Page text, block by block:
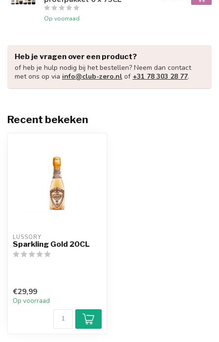
Op voorraad
Heb je vragen over een product?
of heb je hulp nodig bij het bestellen? Neem dan contact
met ons op via info@club-zero.nl of +31 78 303 28 77.
Recent bekeken
LUSSORY
Sparkling Gold 20CL
€29,99
Op voorraad